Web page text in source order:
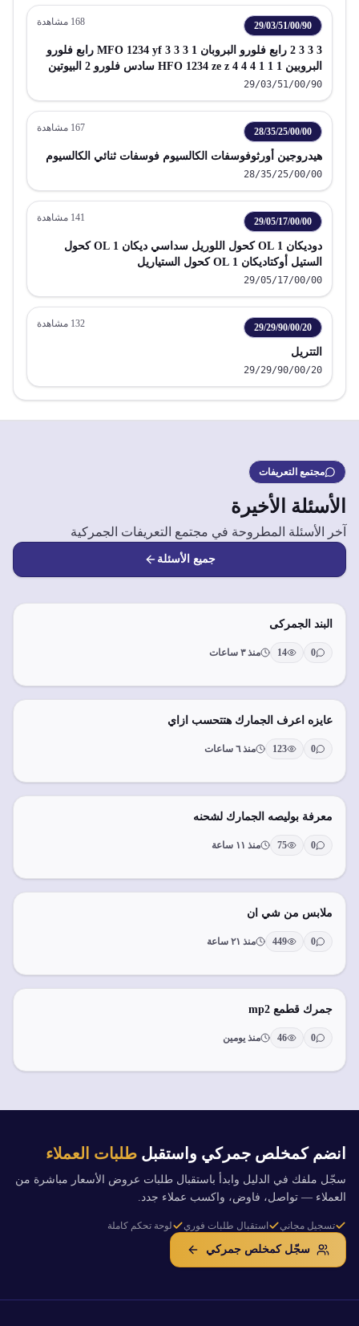
29/03/51/00/90
168 مشاهدة
3 3 3 2 رابع فلورو البروبان MFO 1234 yf 3 3 3 1 رابع فلورو
البروبين HFO 1234 ze z 4 4 4 1 1 1 سادس فلورو 2 البيوتين
HFO 1236 mzz
29/03/51/00/90
28/35/25/00/00
167 مشاهدة
هيدروجين أورثوفوسفات الكالسيوم فوسفات ثنائي الكالسيوم
28/35/25/00/00
29/05/17/00/00
141 مشاهدة
دوديكان 1 OL كحول اللوريل سداسي ديكان 1 OL كحول
الستيل أوكتاديكان 1 OL كحول الستياريل
29/05/17/00/00
29/29/90/00/20
132 مشاهدة
التتريل
29/29/90/00/20
مجتمع التعريفات
الأسئلة الأخيرة
آخر الأسئلة المطروحة في مجتمع التعريفات الجمركية
جميع الأسئلة
البند الجمركى
0
14 منذ ٣ ساعات
عايزه اعرف الجمارك هتتحسب ازاي
0
123 منذ ٦ ساعات
معرفة بوليصه الجمارك لشحنه
0
75 منذ ١١ ساعة
ملابس من شي ان
0
449 منذ ٢١ ساعة
جمرك قطمع mp2
0
46 منذ يومين
انضم كمخلص جمركي واستقبل طلبات العملاء
سجّل ملفك في الدليل وابدأ باستقبال طلبات عروض الأسعار مباشرة من
العملاء — تواصل، فاوض، واكسب عملاء جدد.
تسجيل مجاني استقبال طلبات فوري لوحة تحكم كاملة
سجّل كمخلص جمركي